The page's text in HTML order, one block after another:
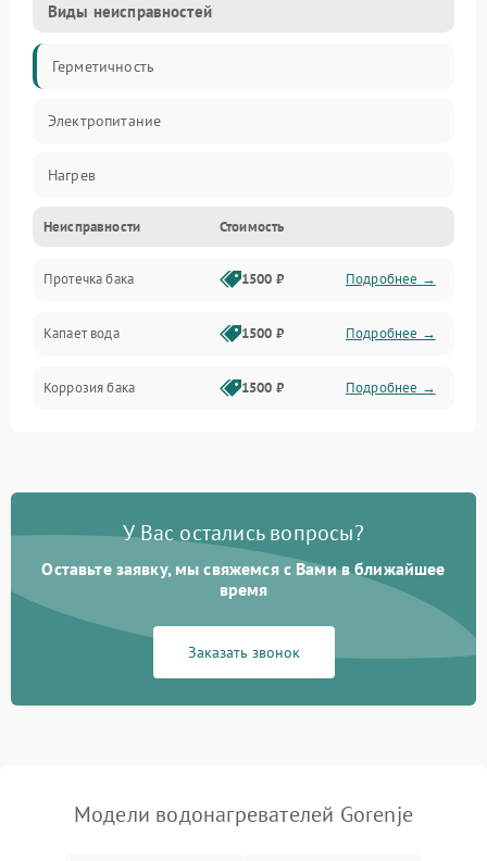
Виды неисправностей
Герметичность
Электропитание
Нагрев
Датчики
Механика
Неисправности Стоимость
Протечка бака 1500 ₽ Подробнее →
Капает вода 1500 ₽ Подробнее →
Коррозия бака 1500 ₽ Подробнее →
У Вас остались вопросы?
Оставьте заявку, мы свяжемся с Вами в ближайшее
время
Заказать звонок
Модели водонагревателей Gorenje